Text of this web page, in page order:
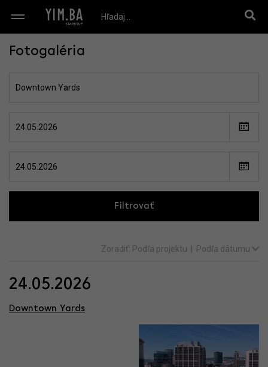
Fotogaléria
Filtrovať
Zoradiť: Podľa projektu Podľa dátumu
24.05.2026
Downtown Yards